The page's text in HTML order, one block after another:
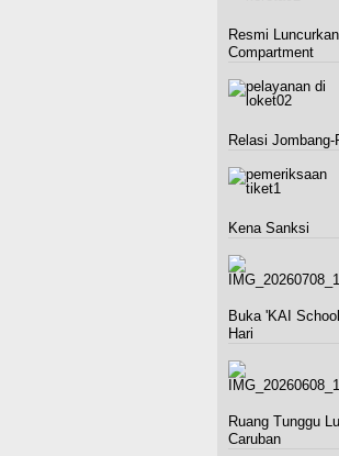
Resmi
Compartment
Relasi
Kena Sanksi
Buka 'KAI
Hari
Ruang Tunggu
Caruban